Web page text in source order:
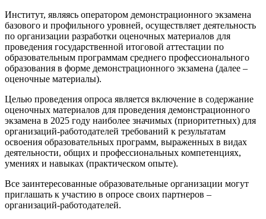
Институт, являясь оператором демонстрационного экзамена
базового и профильного уровней, осуществляет деятельность
по организации разработки оценочных материалов для
проведения государственной итоговой аттестации по
образовательным программам среднего профессионального
образования в форме демонстрационного экзамена (далее –
оценочные материалы).
Целью проведения опроса является включение в содержание
оценочных материалов для проведения демонстрационного
экзамена в 2025 году наиболее значимых (приоритетных) для
организаций-работодателей требований к результатам
освоения образовательных программ, выраженных в видах
деятельности, общих и профессиональных компетенциях,
умениях и навыках (практическом опыте).
Все заинтересованные образовательные организации могут
приглашать к участию в опросе своих партнеров –
организаций-работодателей.